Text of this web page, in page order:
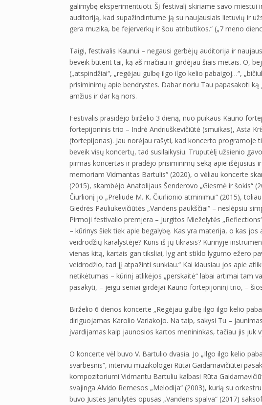
galimybę eksperimentuoti. Šį festivalį skiriame savo
auditoriją, kad supažindintume ją su naujausiais lietuvių ir
gera muzika, be fejerverkų ir šou atributikos.“ („7 meno
Taigi, festivalis Kaunui – negausi gerbėjų auditorija ir
beveik būtent tai, ką aš mačiau ir girdėjau šiais metais. O,
(„atspindžiai“, „regėjau gulbę ilgo ilgo kelio pabaigoj…“,
prisiminimų apie bendrystes. Dabar noriu Tau papasakoti
amžius ir dar ką nors.
Festivalis prasidėjo birželio 3 dieną, nuo puikaus Kauno
fortepijoninis trio – Indrė Andriuškevičiūtė (smuikas), Asta
(fortepijonas). Jau norėjau rašyti, kad koncerto programoje
beveik visų koncertų, tad susilaikysiu. Truputėlį užsienio
pirmas koncertas ir pradėjo prisiminimų seką apie išėjusius
memoriam Vidmantas Bartulis“ (2020), o vėliau koncerte
(2015), skambėjo Anatolijaus Šenderovo „Giesmė ir šokis“
Čiurlionį jo „Preliude M. K. Čiurlionio atminimui“ (2015),
Giedrės Pauliukevičiūtės „Vandens paukščiai“ – neslėpsiu
Pirmoji festivalio premjera – Jurgitos Mieželytės
– kūrinys šiek tiek apie begalybę. Kas yra materija, o kas
veidrodžių karalystėje? Kuris iš jų tikrasis? Kūrinyje
vienas kitą, kartais gan tiksliai, lyg ant stiklo lygumo ežero
veidrodžio, tad jį atpažinti sunkiau.“ Kai klausiau jos apie
netikėtumas – kūrinį atlikėjos „perskaitė“ labai artimai tam
pasakyti, – jeigu seniai girdėjai Kauno fortepijoninį trio, –
Birželio 6 dienos koncerte „Regėjau gulbę ilgo ilgo kelio
diriguojamas Karolio Variakojo. Na taip, sakysi Tu –
įvardijamas kaip jaunosios kartos menininkas, tačiau jis juk
O koncerte vėl buvo V. Bartulio dvasia. Jo „Ilgo ilgo kelio
svarbesnis“, interviu muzikologei Rūtai Gaidamavičiūtei
kompozitoriumi Vidmantu Bartuliu kalbasi Rūta
svajinga Alvido Remesos „Melodija“ (2003), kurią su
buvo Justės Janulytės opusas „Vandens spalva“ (2017)